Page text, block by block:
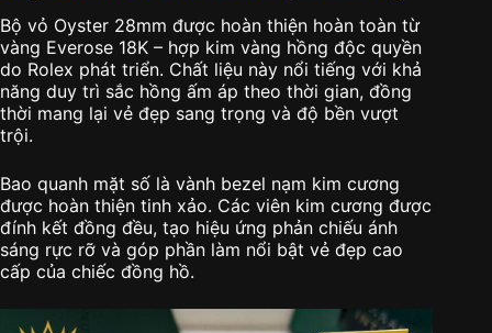
Bộ vỏ Oyster 28mm được hoàn thiện hoàn toàn từ
vàng Everose 18K – hợp kim vàng hồng độc quyền
do Rolex phát triển. Chất liệu này nổi tiếng với khả
năng duy trì sắc hồng ấm áp theo thời gian, đồng
thời mang lại vẻ đẹp sang trọng và độ bền vượt
trội.
Bao quanh mặt số là vành bezel nạm kim cương
được hoàn thiện tinh xảo. Các viên kim cương được
đính kết đồng đều, tạo hiệu ứng phản chiếu ánh
sáng rực rỡ và góp phần làm nổi bật vẻ đẹp cao
cấp của chiếc đồng hồ.